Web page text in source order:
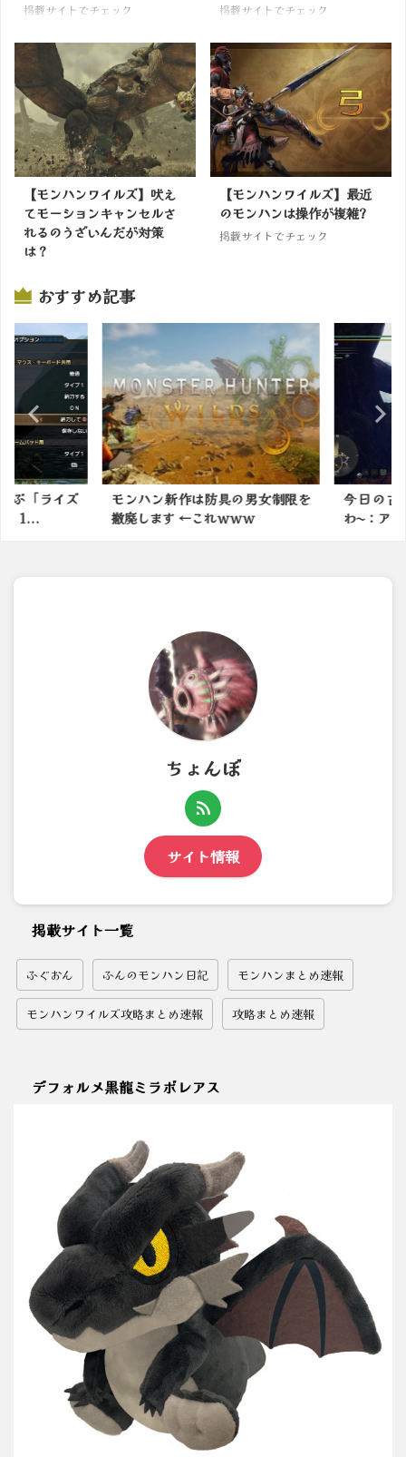
掲載サイトでチェック 掲載サイトでチェック
【モンハンワイルズ】吠え
てモーションキャンセルさ
れるのうざいんだが対策
は？
【モンハンワイルズ】最近
のモンハンは操作が複雑?
掲載サイトでチェック
おすすめ記事
「ライズ
1...
モンハン新作は防具の男女制限を
撤廃します ←これｗｗｗ
今日の古
わ〜：アイ
ちょんぼ
サイト情報
掲載サイト一覧
ふぐおん ふんのモンハン日記 モンハンまとめ速報
モンハンワイルズ攻略まとめ速報 攻略まとめ速報
デフォルメ黒龍ミラボレアス